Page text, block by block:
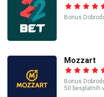
Bonus
Mozzart
Bonus
50 besplatnih